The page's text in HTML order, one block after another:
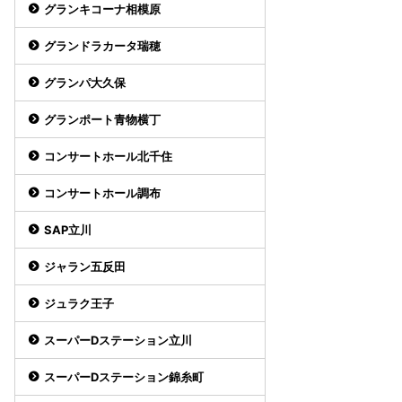
グランキコーナ相模原
グランドラカータ瑞穂
グランパ大久保
グランポート青物横丁
コンサートホール北千住
コンサートホール調布
SAP立川
ジャラン五反田
ジュラク王子
スーパーDステーション立川
スーパーDステーション錦糸町